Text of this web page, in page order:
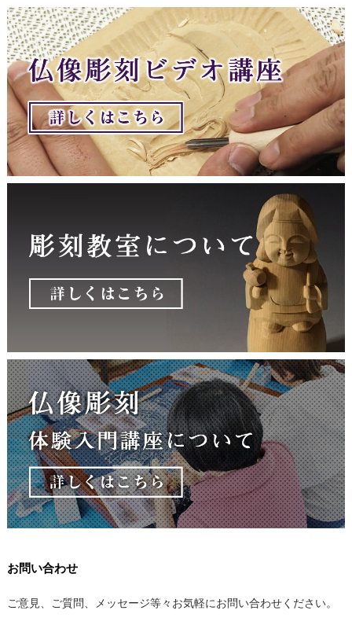
お問い合わせ
ご意見、ご質問、メッセージ等々お気軽にお問い合わせください。